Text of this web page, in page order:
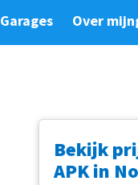
Garages Over
Bekijk
APK in